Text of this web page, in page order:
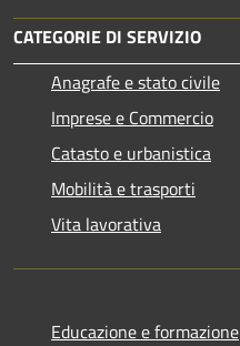
CATEGORIE DI SERVIZIO
Anagrafe e stato civile
Imprese e Commercio
Catasto e urbanistica
Mobilità e trasporti
Vita lavorativa
Educazione e formazione